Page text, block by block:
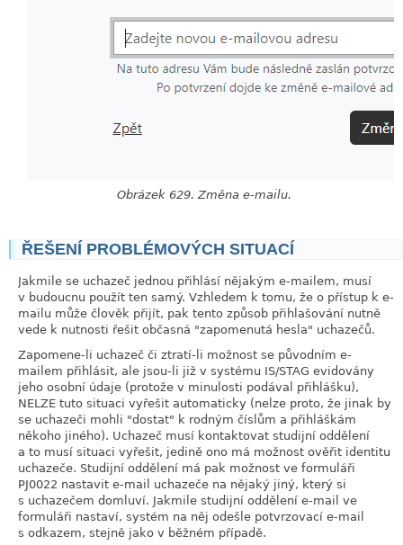
Obrázek 629. Změna e-mailu.
ŘEŠENÍ PROBLÉMOVÝCH SITUACÍ
Jakmile se uchazeč jednou přihlásí nějakým e-mailem, musí
v budoucnu použít ten samý. Vzhledem k tomu, že o přístup k e-
mailu může člověk přijít, pak tento způsob přihlašování nutně
vede k nutnosti řešit občasná "zapomenutá hesla" uchazečů.
Zapomene-li uchazeč či ztratí-li možnost se původním e-
mailem přihlásit, ale jsou-li již v systému IS/STAG evidovány
jeho osobní údaje (protože v minulosti podával přihlášku),
NELZE tuto situaci vyřešit automaticky (nelze proto, že jinak by
se uchazeči mohli "dostat" k rodným číslům a přihláškám
někoho jiného). Uchazeč musí kontaktovat studijní oddělení
a to musí situaci vyřešit, jedině ono má možnost ověřit identitu
uchazeče. Studijní oddělení má pak možnost ve formuláři
PJ0022 nastavit e-mail uchazeče na nějaký jiný, který si
s uchazečem domluví. Jakmile studijní oddělení e-mail ve
formuláři nastaví, systém na něj odešle potvrzovací e-mail
s odkazem, stejně jako v běžném případě.